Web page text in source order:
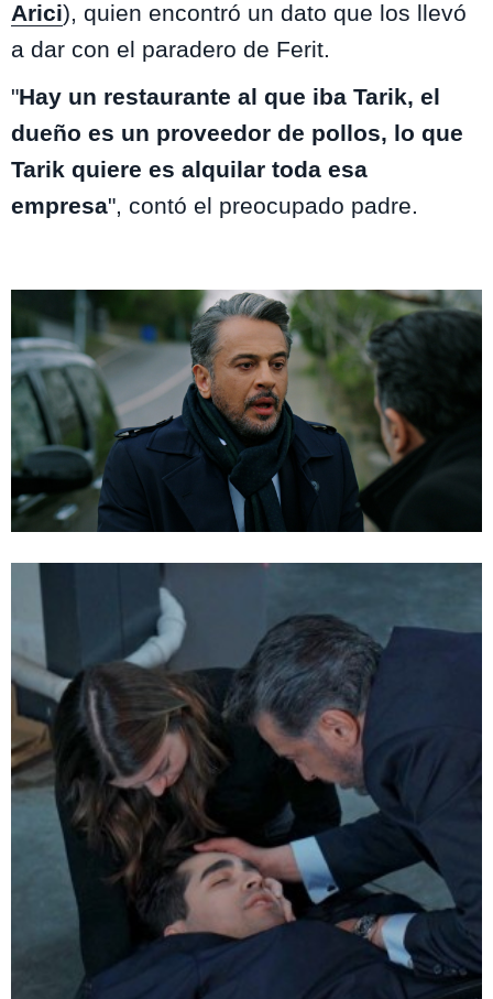
Arici), quien encontró un dato que los llevó
a dar con el paradero de Ferit.
"Hay un restaurante al que iba Tarik, el
dueño es un proveedor de pollos, lo que
Tarik quiere es alquilar toda esa
empresa", contó el preocupado padre.